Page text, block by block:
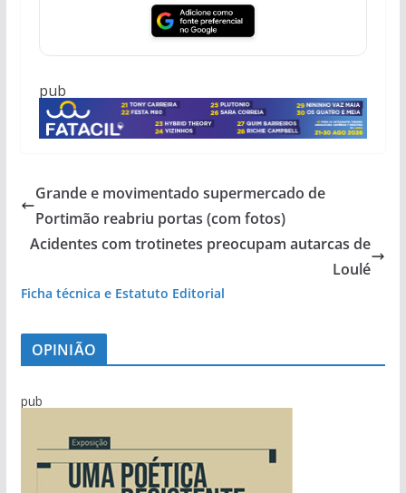
pub
Grande e movimentado supermercado de
Portimão reabriu portas (com fotos)
Acidentes com trotinetes preocupam autarcas de
Loulé
Ficha técnica e Estatuto Editorial
OPINIÃO
pub